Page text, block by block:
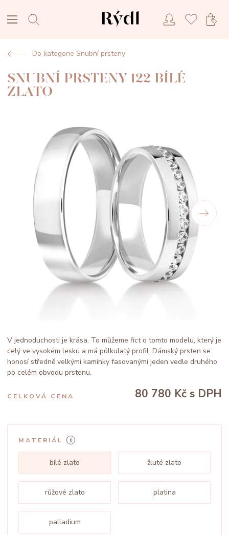
Do kategorie Snubní prsteny
SNUBNÍ PRSTENY 122 BÍLÉ
ZLATO
V jednoduchosti je krása. To můžeme říct o tomto modelu, který je
celý ve vysokém lesku a má půlkulatý profil. Dámský prsten se
honosí středně velkými kamínky fasovanými jeden vedle druhého
po celém obvodu prstenu.
CELKOVÁ CENA 80 780 Kč s DPH
MATERIÁL
bílé zlato žluté zlato
růžové zlato platina
palladium